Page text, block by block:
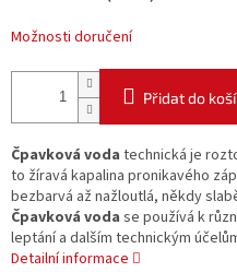
Možnosti doručení
Přidat do
Čpavková voda technická je
to žíravá kapalina pronikavého
bezbarvá až nažloutlá, někdy
Čpavková voda se používá k
leptání a dalším technickým
Detailní informace